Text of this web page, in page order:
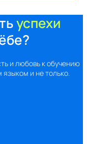
успехи
и любовь к обучению
и не только.